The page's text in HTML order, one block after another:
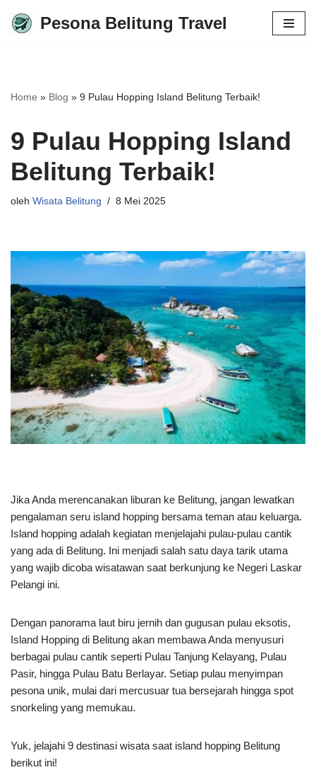
Lompat
Pesona Belitung Travel
Home » Blog » 9 Pulau Hopping Island Belitung Terbaik!
9 Pulau Hopping Island
Belitung Terbaik!
oleh Wisata Belitung 8 Mei 2025
Jika Anda merencanakan liburan ke Belitung, jangan lewatkan
pengalaman seru island hopping bersama teman atau keluarga.
Island hopping adalah kegiatan menjelajahi pulau-pulau cantik
yang ada di Belitung. Ini menjadi salah satu daya tarik utama
yang wajib dicoba wisatawan saat berkunjung ke Negeri Laskar
Pelangi ini.
Dengan panorama laut biru jernih dan gugusan pulau eksotis,
Island Hopping di Belitung akan membawa Anda menyusuri
berbagai pulau cantik seperti Pulau Tanjung Kelayang, Pulau
Pasir, hingga Pulau Batu Berlayar. Setiap pulau menyimpan
pesona unik, mulai dari mercusuar tua bersejarah hingga spot
snorkeling yang memukau.
Yuk, jelajahi 9 destinasi wisata saat island hopping Belitung
berikut ini!